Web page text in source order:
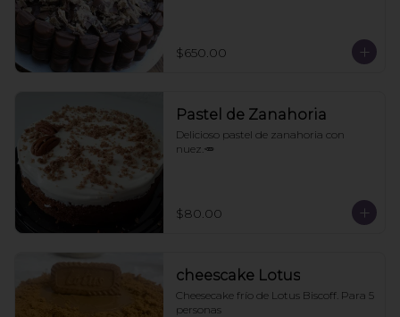
$650.00
Pastel de Zanahoria
Delicioso pastel de zanahoria con
nuez.🥕
$80.00
cheescake Lotus
Cheesecake frío de Lotus Biscoff. Para 5
personas